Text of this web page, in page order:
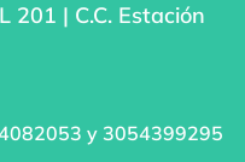
201 | C.C. Estación
y 3054399295